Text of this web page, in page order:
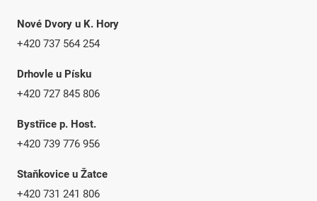
Nové Dvory u K. Hory
+420 737 564 254
Drhovle u Písku
+420 727 845 806
Bystřice p. Host.
+420 739 776 956
Staňkovice u Žatce
+420 731 241 806